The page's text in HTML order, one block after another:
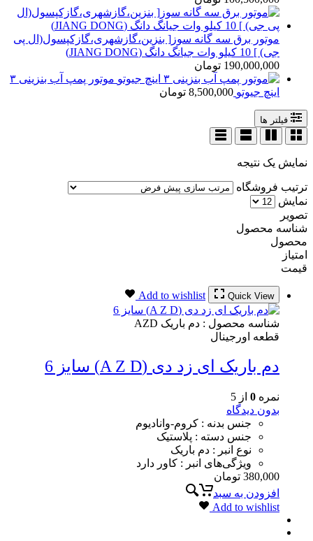
موتور برق سه گانه سوز[ بنزین،گازشهری،گازکپسول(ال پی
جی) ] 10 کیلو وات جیانگ دانگ (JIANG DONG)
190,000,000 تومان
موتور پمپ آب بنزینی ۳
اینچ جیوتو 8,500,000 تومان
فیلتر ها
نمایش یک نتیجه
ترتیب فروشگاه
نمایش
تصویر
شناسه محصول
محصول
امتیاز
قیمت
Quick View
Add to wishlist
شناسه محصول : دم باریک AZD
قطعه اورجینال
دم باریک ای زد دی (A Z D) سایز 6
نمره 0 از 5
بدون دیدگاه
جنس بدنه : کروم-وانادیوم
جنس دسته : پلاستیک
نوع انبر : دم باریک
ویژگی‌های انبر : کاور دارد
380,000 تومان
افزودن به سبد
Add to wishlist